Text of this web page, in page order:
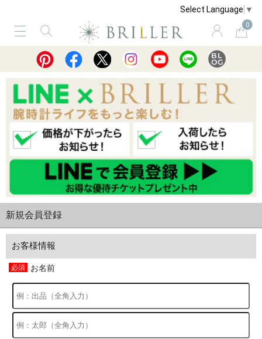
Select Language ▼
0
サービス ショッピングガイド 買取
新規会員登録
お客様情報
お名前